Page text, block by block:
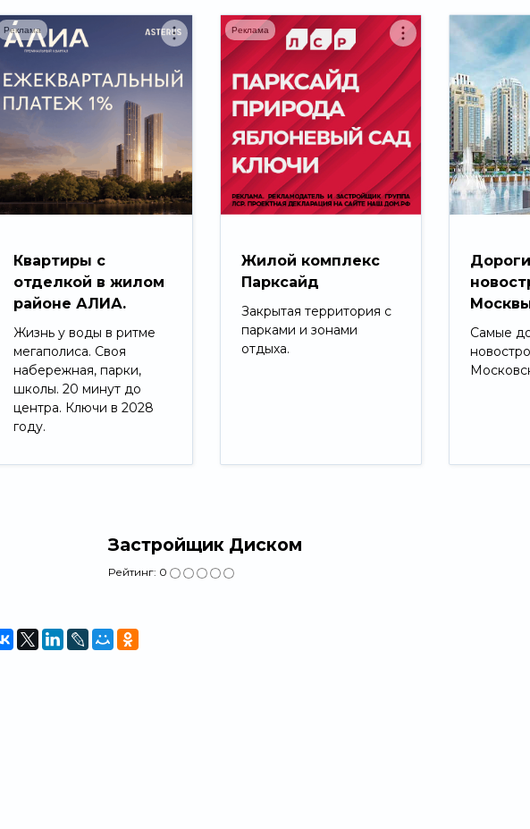
Квартиры с
отделкой в жилом
районе АЛИА.
Жизнь у воды в ритме
мегаполиса. Своя
набережная, парки,
школы. 20 минут до
центра. Ключи в 2028
году.
Реклама
Жилой комплекс
Парксайд
Закрытая территория с
парками и зонами
отдыха.
Реклама
Самые
Застройщик Диском
Рейтинг: 0